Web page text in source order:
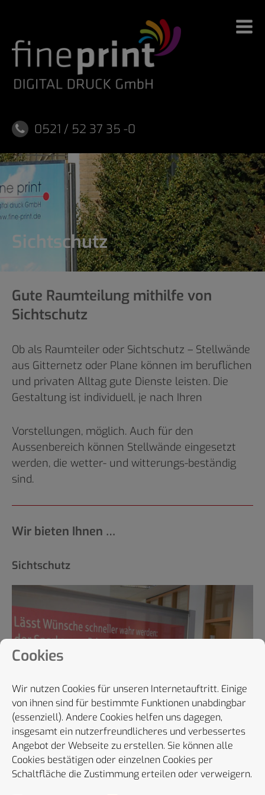
content
0521 / 52 37 35 -0
Sichtschutz
Gute Raumteilung mithilfe von
Sichtschutz
Ob als Raumteiler oder Sichtschutz – Stellwände
aus Gitternetz oder Plane können im beruflichen
und privaten Alltag gute Dienste leisten. Die
Gestaltung ist individuell, je nach Ihren
Vorstellungen, möglich. Auch für den
Aussenbereich können Stellwände eingesetzt
werden, die wetter- und witterungs-beständig
sind.
Wir bieten Ihnen …
Sichtschutz
Cookies
Wir nutzen Cookies für unseren Internetauftritt. Einige
von ihnen sind für bestimmte Funktionen unabdingbar
(essenziell). Andere Cookies helfen uns dagegen,
insgesamt ein nutzerfreundlicheres und verbessertes
Angebot der Webseite zu erstellen. Sie können alle
Cookies bestätigen oder einzelnen Cookies per
Schaltfläche die Zustimmung erteilen oder verweigern.